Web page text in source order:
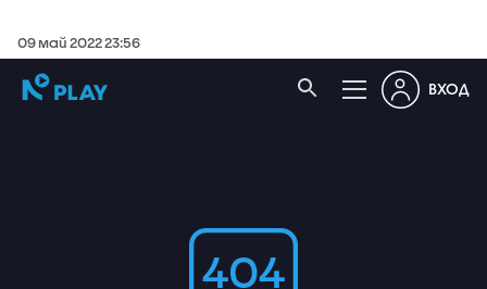
09 май 2022 23:56